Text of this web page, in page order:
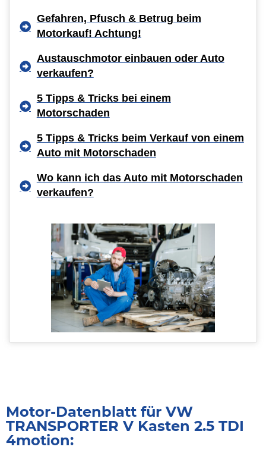
Gefahren, Pfusch & Betrug beim
Motorkauf! Achtung!
Austauschmotor einbauen oder Auto
verkaufen?
5 Tipps & Tricks bei einem
Motorschaden
5 Tipps & Tricks beim Verkauf von einem
Auto mit Motorschaden
Wo kann ich das Auto mit Motorschaden
verkaufen?
Motor-Datenblatt für VW
TRANSPORTER V Kasten 2.5 TDI
4motion: